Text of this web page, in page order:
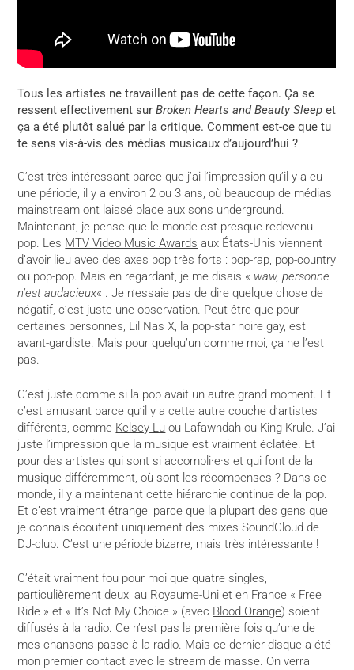
Tous les artistes ne travaillent pas de cette façon. Ça se
ressent effectivement surBroken Hearts and Beauty Sleep et
ça a été plutôt salué par la critique. Comment est-ce que tu
te sens vis-à-vis des médias musicaux d’aujourd’hui ?
C’est très intéressant parce que j’ai l’impression qu’il y a eu
une période, il y a environ 2 ou 3 ans, où beaucoup de médias
mainstream ont laissé place aux sons underground.
Maintenant, je pense que le monde est presque redevenu
pop. Les MTV Video Music Awards aux États-Unis viennent
d’avoir lieu avec des axes pop très forts : pop-rap, pop-country
ou pop-pop. Mais en regardant, je me disais « waw, personne
n’est audacieux« . Je n’essaie pas de dire quelque chose de
négatif, c’est juste une observation. Peut-être que pour
certaines personnes, Lil Nas X, la pop-star noire gay, est
avant-gardiste. Mais pour quelqu’un comme moi, ça ne l’est
pas.
C’est juste comme si la pop avait un autre grand moment. Et
c’est amusant parce qu’il y a cette autre couche d’artistes
différents, comme Kelsey Lu ou Lafawndah ou King Krule. J’ai
juste l’impression que la musique est vraiment éclatée. Et
pour des artistes qui sont si accompli·e·s et qui font de la
musique différemment, où sont les récompenses ? Dans ce
monde, il y a maintenant cette hiérarchie continue de la pop.
Et c’est vraiment étrange, parce que la plupart des gens que
je connais écoutent uniquement des mixes SoundCloud de
DJ-club. C’est une période bizarre, mais très intéressante !
C’était vraiment fou pour moi que quatre singles,
particulièrement deux, au Royaume-Uni et en France « Free
Ride » et « It’s Not My Choice » (avec Blood Orange) soient
diffusés à la radio. Ce n’est pas la première fois qu’une de
mes chansons passe à la radio. Mais ce dernier disque a été
mon premier contact avec le stream de masse. On verra